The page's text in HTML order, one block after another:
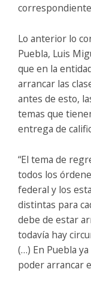
Lo anterior lo
Puebla, Luis
que en la
arrancar las
antes de esto,
temas que
entrega de
“El tema de
todos los
federal y los
distintas para
debe de estar
todavía hay
(…) En Puebla
poder arrancar